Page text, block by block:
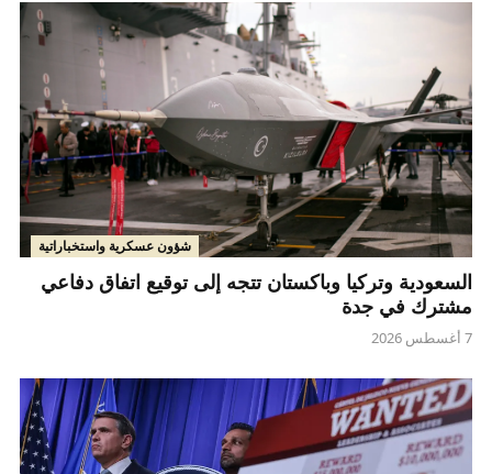
شؤون عسكرية واستخباراتية
السعودية وتركيا وباكستان تتجه إلى توقيع اتفاق دفاعي
مشترك في جدة
7 أغسطس 2026